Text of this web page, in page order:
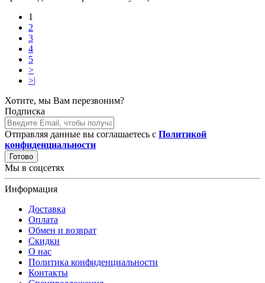
1
2
3
4
5
>
>|
Хотите, мы Вам перезвоним?
Подписка
Отправляя данные вы соглашаетесь с Политикой
конфиденциальности
Готово
Мы в соцсетях
Информация
Доставка
Оплата
Обмен и возврат
Скидки
О нас
Политика конфиденциальности
Контакты